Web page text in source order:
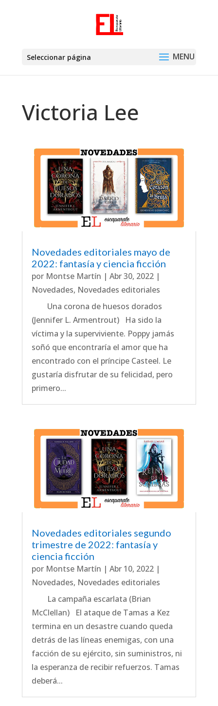
Seleccionar página
Victoria Lee
Novedades editoriales mayo de
2022: fantasía y ciencia ficción
por Montse Martín | Abr 30, 2022|
Novedades, Novedades editoriales
Una corona de huesos dorados
(Jennifer L. Armentrout) Ha sido la
víctima y la superviviente. Poppy jamás
soñó que encontraría el amor que ha
encontrado con el príncipe Casteel. Le
gustaría disfrutar de su felicidad, pero
primero...
Novedades editoriales segundo
trimestre de 2022: fantasía y
ciencia ficción
por Montse Martín | Abr 10, 2022|
Novedades, Novedades editoriales
La campaña escarlata (Brian
McClellan) El ataque de Tamas a Kez
termina en un desastre cuando queda
detrás de las líneas enemigas, con una
facción de su ejército, sin suministros, ni
la esperanza de recibir refuerzos. Tamas
deberá...